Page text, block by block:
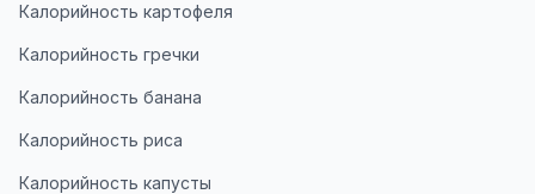
Калорийность картофеля
Калорийность гречки
Калорийность банана
Калорийность риса
Калорийность капусты